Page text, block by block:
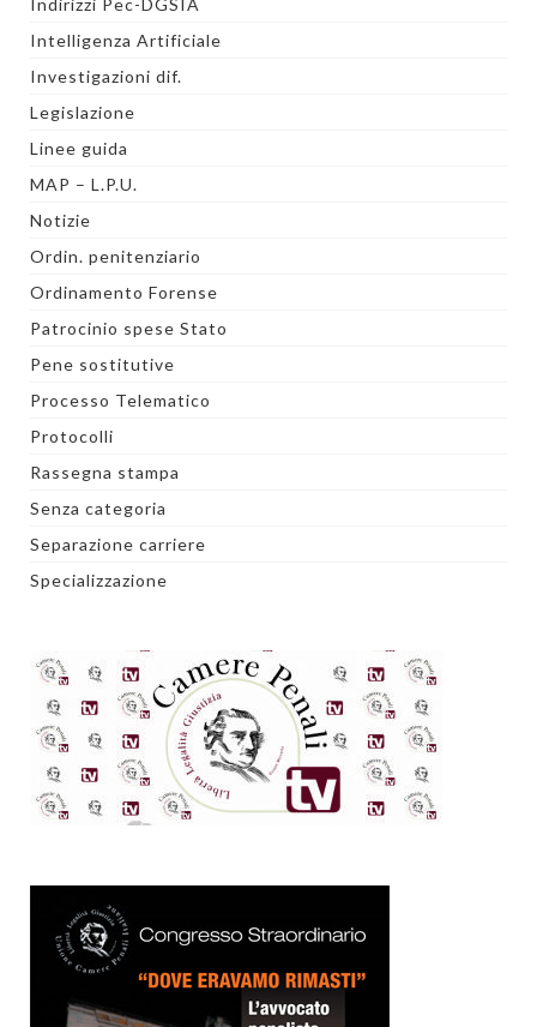
Intelligenza Artificiale
Investigazioni dif.
Legislazione
Linee guida
MAP – L.P.U.
Notizie
Ordin. penitenziario
Ordinamento Forense
Patrocinio spese Stato
Pene sostitutive
Processo Telematico
Protocolli
Rassegna stampa
Senza categoria
Separazione carriere
Specializzazione